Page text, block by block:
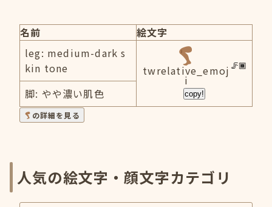
名前
絵文字
leg: medium-dark s
kin tone
twrelative_emoj
i
copy!
脚: やや濃い肌色
の詳細を見る
人気の絵文字・顔文字カテゴリ